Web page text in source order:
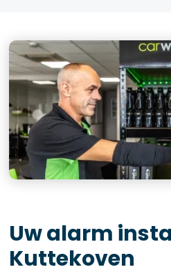
Uw alarm
Kuttekoven